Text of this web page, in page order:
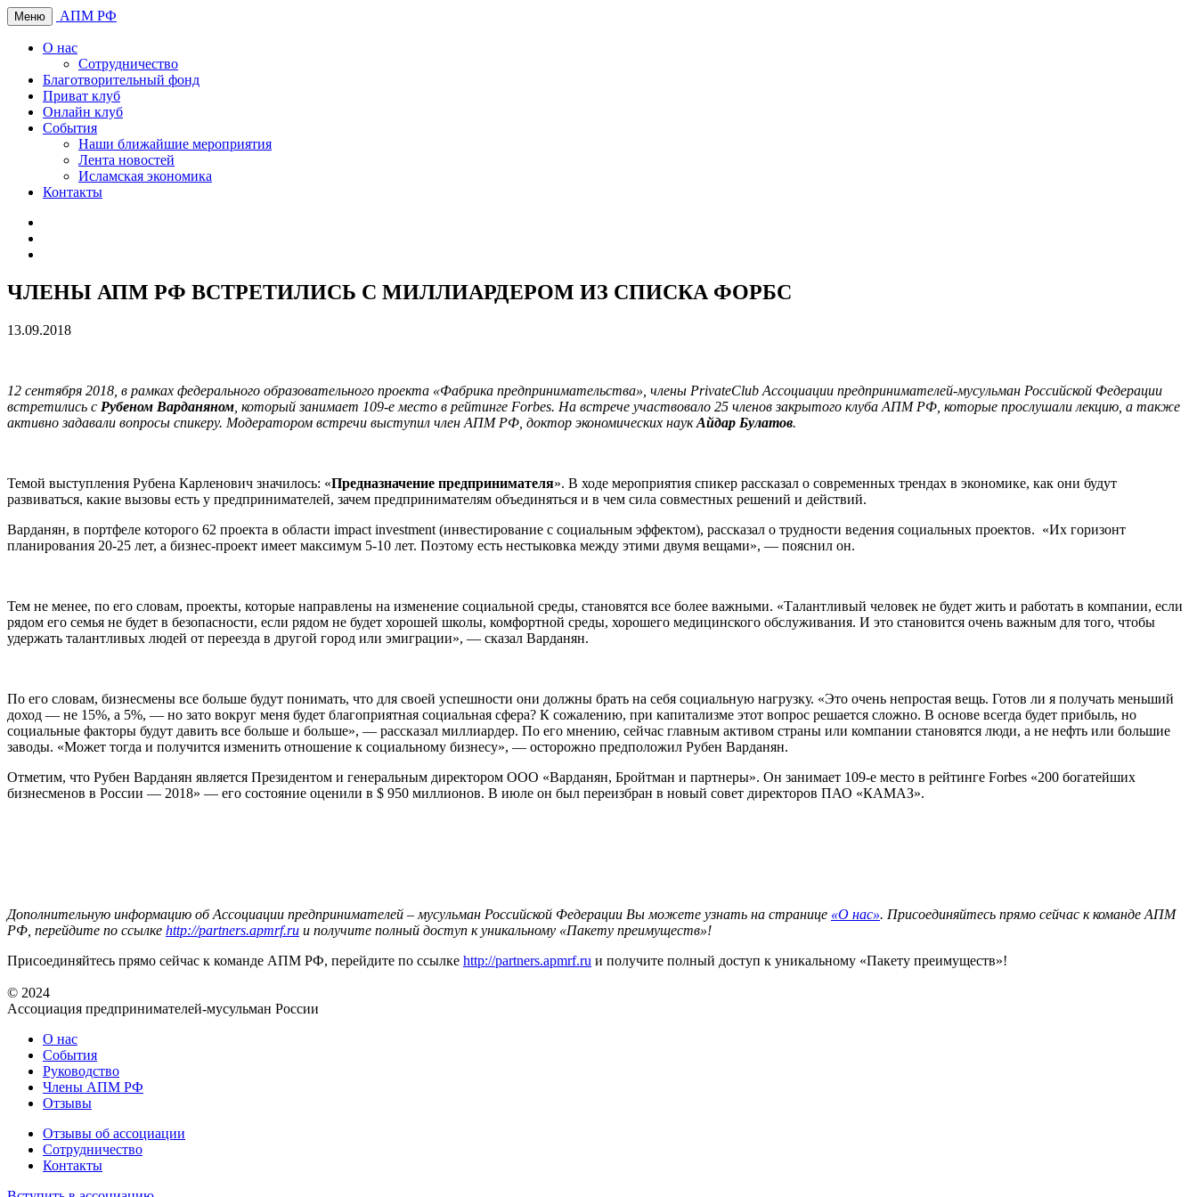
Меню АПМ РФ
О нас
Сотрудничество
Благотворительный фонд
Приват клуб
Онлайн клуб
События
Наши ближайшие мероприятия
Лента новостей
Исламская экономика
Контакты
ЧЛЕНЫ АПМ РФ ВСТРЕТИЛИСЬ С МИЛЛИАРДЕРОМ ИЗ СПИСКА ФОРБС
13.09.2018
12 сентября 2018, в рамках федерального образовательного проекта «Фабрика предпринимательства», члены PrivateClub Ассоциации предпринимателей-мусульман Российской Федерации
встретились с Рубеном Варданяном , который занимает 109-е место в рейтинге Forbes. На встрече участвовало 25 членов закрытого клуба АПМ РФ, которые прослушали лекцию, а также
активно задавали вопросы спикеру. Модератором встречи выступил член АПМ РФ, доктор экономических наукАйдар Булатов.
Темой выступления Рубена Карленович значилось: «Предназначение предпринимателя». В ходе мероприятия спикер рассказал о современных трендах в экономике, как они будут
развиваться, какие вызовы есть у предпринимателей, зачем предпринимателям объединяться и в чем сила совместных решений и действий.
Варданян, в портфеле которого 62 проекта в области impact investment (инвестирование с социальным эффектом), рассказал о трудности ведения социальных проектов. «Их горизонт
планирования 20-25 лет, а бизнес-проект имеет максимум 5-10 лет. Поэтому есть нестыковка между этими двумя вещами», — пояснил он.
Тем не менее, по его словам, проекты, которые направлены на изменение социальной среды, становятся все более важными. «Талантливый человек не будет жить и работать в компании, если
рядом его семья не будет в безопасности, если рядом не будет хорошей школы, комфортной среды, хорошего медицинского обслуживания. И это становится очень важным для того, чтобы
удержать талантливых людей от переезда в другой город или эмиграции», — сказал Варданян.
По его словам, бизнесмены все больше будут понимать, что для своей успешности они должны брать на себя социальную нагрузку. «Это очень непростая вещь. Готов ли я получать меньший
доход — не 15%, а 5%, — но зато вокруг меня будет благоприятная социальная сфера? К сожалению, при капитализме этот вопрос решается сложно. В основе всегда будет прибыль, но
социальные факторы будут давить все больше и больше», — рассказал миллиардер. По его мнению, сейчас главным активом страны или компании становятся люди, а не нефть или большие
заводы. «Может тогда и получится изменить отношение к социальному бизнесу», — осторожно предположил Рубен Варданян.
Отметим, что Рубен Варданян является Президентом и генеральным директором ООО «Варданян, Бройтман и партнеры». Он занимает 109-е место в рейтинге Forbes «200 богатейших
бизнесменов в России — 2018» — его состояние оценили в $ 950 миллионов. В июле он был переизбран в новый совет директоров ПАО «КАМАЗ».
Дополнительную информацию об Ассоциации предпринимателей – мусульман Российской Федерации Вы можете узнать на странице «О нас». Присоединяйтесь прямо сейчас к команде АПМ
РФ, перейдите по ссылке http://partners.apmrf.ru и получите полный доступ к уникальному «Пакету преимуществ»!
Присоединяйтесь прямо сейчас к команде АПМ РФ, перейдите по ссылке http://partners.apmrf.ru и получите полный доступ к уникальному «Пакету преимуществ»!
© 2024
Ассоциация предпринимателей-мусульман России
О нас
События
Руководство
Члены АПМ РФ
Отзывы
Отзывы об ассоциации
Сотрудничество
Контакты